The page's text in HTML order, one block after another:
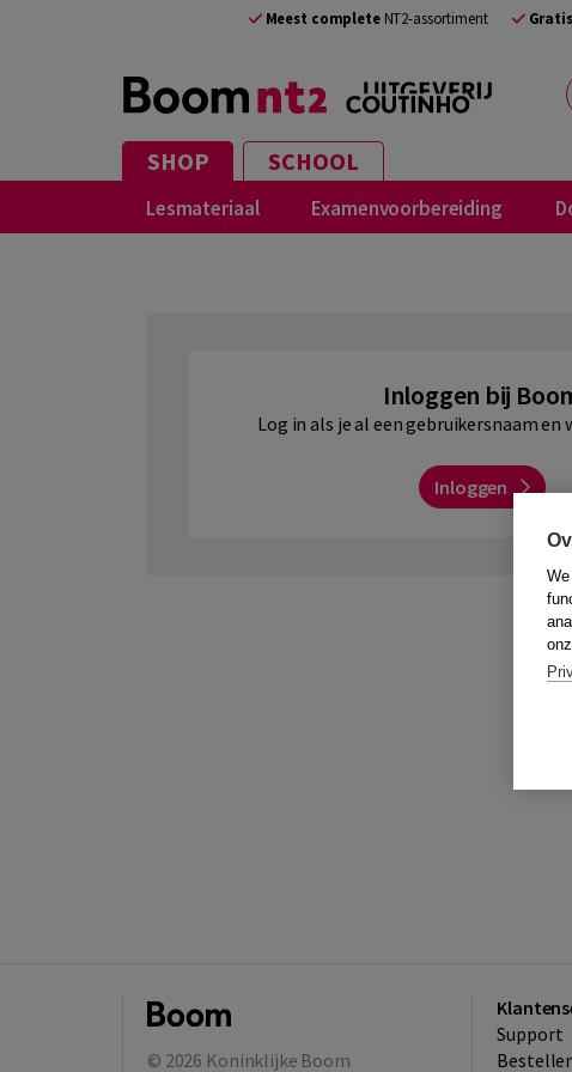
Meest completeNT2-assortiment
SHOP SCHOOL
Lesmateriaal Examenvoorbereiding
Inloggen bij
Log in als je al een gebruikersnaam
Inloggen
© 2026 Koninklijke Boom
Support